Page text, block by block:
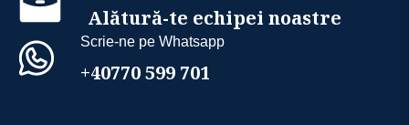
Alătură-te echipei noastre
Scrie-ne pe Whatsapp
+40770 599 701